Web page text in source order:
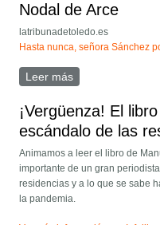
Nodal de Arce
latribunadetoledo.es
Hasta nunca, señora Sánchez
Leer más
¡Vergüenza! El
escándalo de las
Animamos a leer el libro de
importante de un gran
residencias y a lo que se sabe
la pandemia.